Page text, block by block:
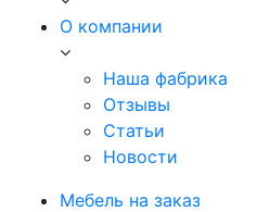
О компании
Наша фабрика
Отзывы
Статьи
Новости
Мебель на заказ